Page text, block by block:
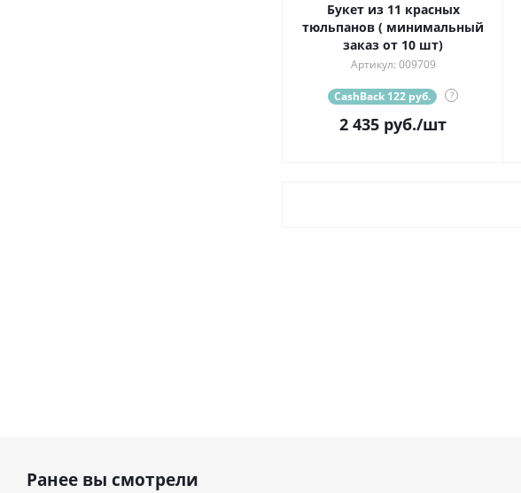
Букет из 11 красных
тюльпанов ( минимальный
заказ от 10 шт)
Артикул: 009709
CashBack 122 руб. ?
2 435 руб./шт
Ранее вы смотрели